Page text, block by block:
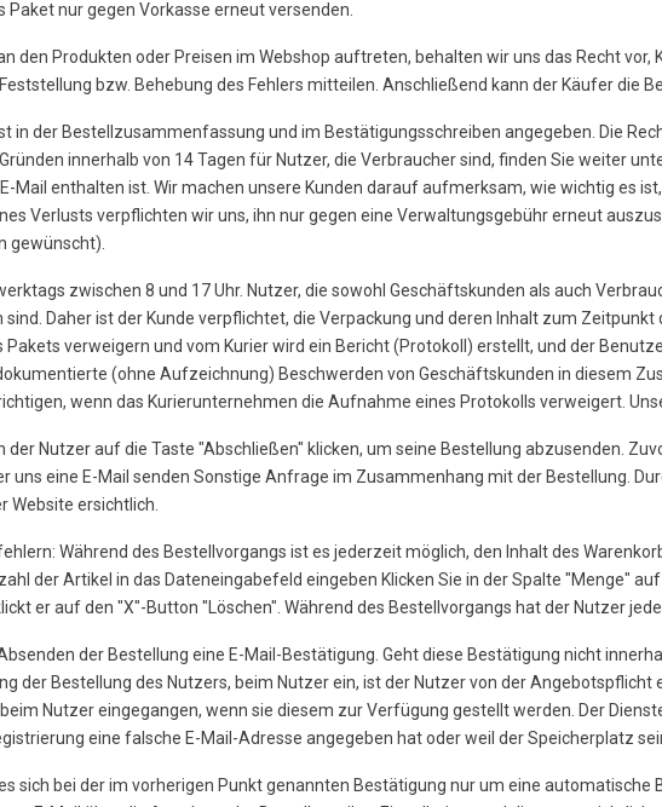
Paket nur gegen Vorkasse erneut versenden.
den Produkten oder Preisen im Webshop auftreten, behalten wir uns das Recht
bzw. Behebung des Fehlers mitteilen. Anschließend kann der Käufer die
in der Bestellzusammenfassung und im Bestätigungsschreiben angegeben. Die
innerhalb von 14 Tagen für Nutzer, die Verbraucher sind, finden Sie weiter
Mail enthalten ist. Wir machen unsere Kunden darauf aufmerksam, wie wichtig es
Verlusts verpflichten wir uns, ihn nur gegen eine Verwaltungsgebühr erneut
gewünscht).
zwischen 8 und 17 Uhr. Nutzer, die sowohl Geschäftskunden als auch
Daher ist der Kunde verpflichtet, die Verpackung und deren Inhalt zum
verweigern und vom Kurier wird ein Bericht (Protokoll) erstellt, und der
(ohne Aufzeichnung) Beschwerden von Geschäftskunden in diesem
wenn das Kurierunternehmen die Aufnahme eines Protokolls verweigert.
der Nutzer auf die Taste "Abschließen" klicken, um seine Bestellung abzusenden.
uns eine E-Mail senden Sonstige Anfrage im Zusammenhang mit der Bestellung.
Website ersichtlich.
Während des Bestellvorgangs ist es jederzeit möglich, den Inhalt des
der Artikel in das Dateneingabefeld eingeben Klicken Sie in der Spalte "Menge"
er auf den "X"-Button "Löschen". Während des Bestellvorgangs hat der Nutzer
der Bestellung eine E-Mail-Bestätigung. Geht diese Bestätigung nicht
der Bestellung des Nutzers, beim Nutzer ein, ist der Nutzer von der
Nutzer eingegangen, wenn sie diesem zur Verfügung gestellt werden. Der
eine falsche E-Mail-Adresse angegeben hat oder weil der Speicherplatz
sich bei der im vorherigen Punkt genannten Bestätigung nur um eine